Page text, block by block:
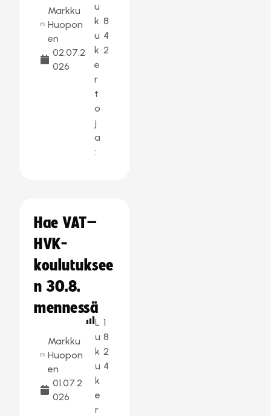
Markku
Huopon
en
02.07.2
026
u
k
u
k
e
r
t
o
j
a
:
8
4
2
Hae VAT–
HVK-
koulutuksee
n 30.8.
mennessä
Markku
Huopon
en
01.07.2
026
L
u
k
u
k
e
r
1
8
2
4